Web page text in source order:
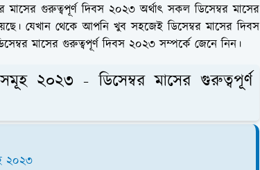
গুরুত্বপূর্ণ দিবস ২০২৩ অর্থাৎ সকল ডিসেম্বর মাসের
যেখান থেকে আপনি খুব সহজেই ডিসেম্বর মাসের দিবস
মাসের গুরুত্বপূর্ণ দিবস ২০২৩ সম্পর্কে জেনে নিন।
২০২৩ - ডিসেম্বর মাসের গুরুত্বপূর্ণ
২০২৩